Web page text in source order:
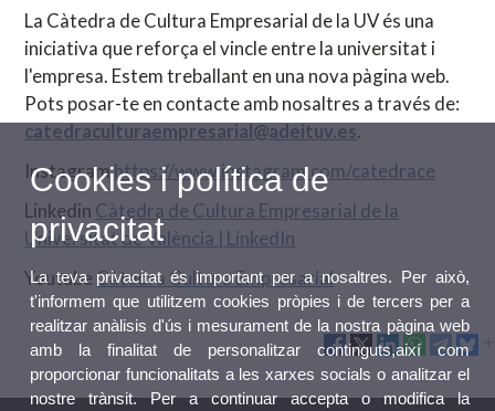
La Càtedra de Cultura Empresarial de la UV és una
iniciativa que reforça el vincle entre la universitat i
l'empresa. Estem treballant en una nova pàgina web.
Pots posar-te en contacte amb nosaltres a través de:
catedraculturaempresarial@adeituv.es.
Instagramhttps://www.instagram.com/catedrace
Linkedin Càtedra de Cultura Empresarial de la
Universitat de València | LinkedIn
Youtube Càtedra Cultura Empresarial
Cookies i política de
privacitat
La teva privacitat és important per a nosaltres. Per això,
t'informem que utilitzem cookies pròpies i de tercers per a
realitzar anàlisis d'ús i mesurament de la nostra pàgina web
amb la finalitat de personalitzar continguts,així com
proporcionar funcionalitats a les xarxes socials o analitzar el
nostre trànsit. Per a continuar accepta o modifica la